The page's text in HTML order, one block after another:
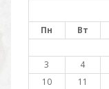
Пн Вт
3
4
10
11